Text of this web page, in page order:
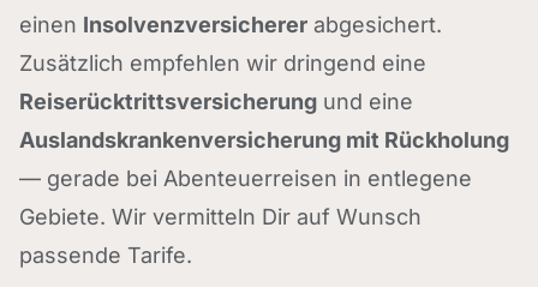
einen Insolvenzversicherer abgesichert.
Zusätzlich empfehlen wir dringend eine
Reiserücktrittsversicherung und eine
Auslandskrankenversicherung mit Rückholung
— gerade bei Abenteuerreisen in entlegene
Gebiete. Wir vermitteln Dir auf Wunsch
passende Tarife.